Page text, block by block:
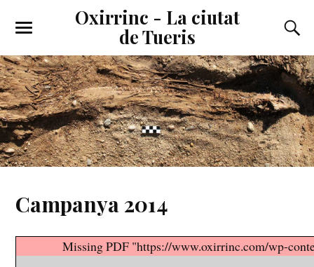
Oxirrinc - La ciutat
de Tueris
Campanya 2014
Missing PDF "https://www.oxirrinc.com/wp-